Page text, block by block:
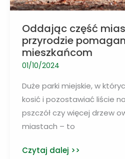
Oddając część
przyrodzie
mieszkańcom
01/10/2024
Duże parki miejskie, w
kosić i pozostawiać liście
pszczół czy więcej drzew
miastach – to
Oddając
Czytaj dalej >>